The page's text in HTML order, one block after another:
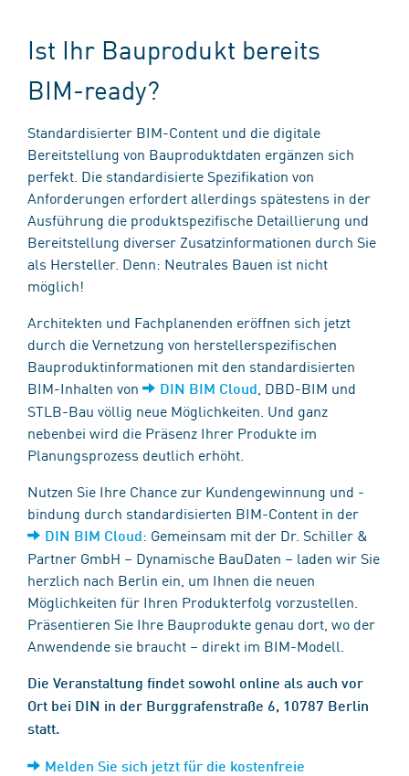
Ist Ihr Bauprodukt bereits
BIM-ready?
Standardisierter BIM-Content und die digitale
Bereitstellung von Bauproduktdaten ergänzen sich
perfekt. Die standardisierte Spezifikation von
Anforderungen erfordert allerdings spätestens in der
Ausführung die produktspezifische Detaillierung und
Bereitstellung diverser Zusatzinformationen durch Sie
als Hersteller. Denn: Neutrales Bauen ist nicht
möglich!
Architekten und Fachplanenden eröffnen sich jetzt
durch die Vernetzung von herstellerspezifischen
Bauproduktinformationen mit den standardisierten
BIM-Inhalten von
DIN BIM Cloud , DBD-BIM und
STLB-Bau völlig neue Möglichkeiten. Und ganz
nebenbei wird die Präsenz Ihrer Produkte im
Planungsprozess deutlich erhöht.
Nutzen Sie Ihre Chance zur Kundengewinnung und -
bindung durch standardisierten BIM-Content in der
DIN BIM Cloud: Gemeinsam mit der Dr. Schiller &
Partner GmbH – Dynamische BauDaten – laden wir Sie
herzlich nach Berlin ein, um Ihnen die neuen
Möglichkeiten für Ihren Produkterfolg vorzustellen.
Präsentieren Sie Ihre Bauprodukte genau dort, wo der
Anwendende sie braucht – direkt im BIM-Modell.
Die Veranstaltung findet sowohl online als auch vor
Ort bei DIN in der Burggrafenstraße 6, 10787 Berlin
statt.
Melden Sie sich jetzt für die kostenfreie